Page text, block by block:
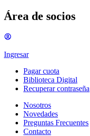
Área de socios
Ingresar
Pagar cuota
Biblioteca Digital
Recuperar contraseña
Nosotros
Novedades
Preguntas Frecuentes
Contacto